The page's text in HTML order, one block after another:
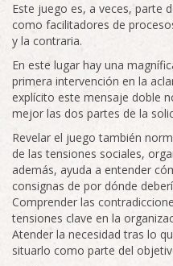
Este juego es, a veces, parte
como facilitadores de
y la contraria.
En este lugar hay una
primera intervención en la
explícito este mensaje doble
mejor las dos partes de la
Revelar el juego también
de las tensiones sociales,
además, ayuda a entender
consignas de por dónde
Comprender las
tensiones clave en la
Atender la necesidad tras lo
situarlo como parte del